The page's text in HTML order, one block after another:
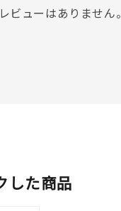
レビューはありません。
した商品